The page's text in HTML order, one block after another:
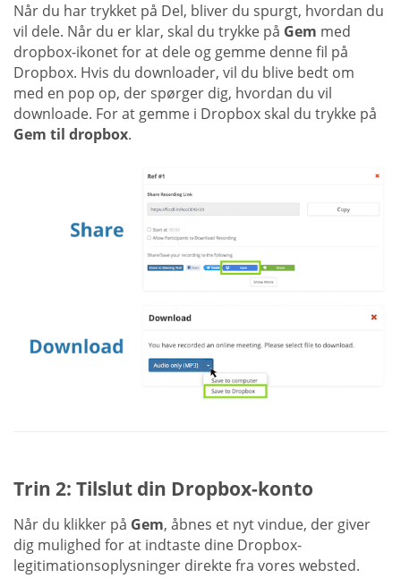
Når du har trykket på Del, bliver du spurgt, hvordan du
vil dele. Når du er klar, skal du trykke på Gem med
dropbox-ikonet for at dele og gemme denne fil på
Dropbox. Hvis du downloader, vil du blive bedt om
med en pop op, der spørger dig, hvordan du vil
downloade. For at gemme i Dropbox skal du trykke på
Gem til dropbox.
Trin 2: Tilslut din Dropbox-konto
Når du klikker på Gem, åbnes et nyt vindue, der giver
dig mulighed for at indtaste dine Dropbox-
legitimationsoplysninger direkte fra vores websted.